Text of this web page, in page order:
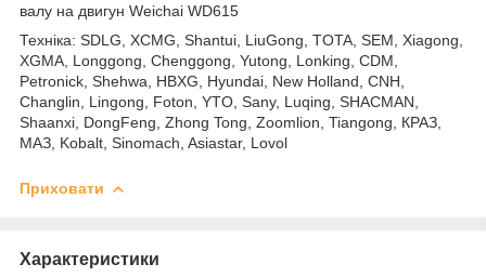
валу на двигун Weichai WD615
Техніка: SDLG, XCMG, Shantui, LiuGong, TOTA, SEM, Xiagong,
XGMA, Longgong, Chenggong, Yutong, Lonking, CDM,
Petronick, Shehwa, HBXG, Hyundai, New Holland, CNH,
Changlin, Lingong, Foton, YTO, Sany, Luqing, SHACMAN,
Shaanxi, DongFeng, Zhong Tong, Zoomlion, Tiangong, КРАЗ,
МАЗ, Kobalt, Sinomach, Asiastar, Lovol
Приховати
Характеристики